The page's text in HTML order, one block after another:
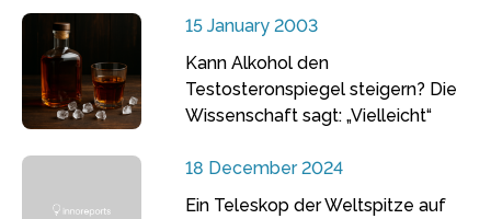
15 January 2003
Kann Alkohol den
Testosteronspiegel steigern? Die
Wissenschaft sagt: „Vielleicht“
18 December 2024
Ein Teleskop der Weltspitze auf